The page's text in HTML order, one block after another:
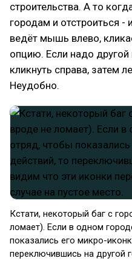
строительства. А то
городам и отстроиться -
ведёт мышь влево,
опцию. Если надо
кликнуть справа, затем
Неудобно.
Кстати, некоторый баг с
ломает). Если в одном
показались его микро-
переключившись на другой